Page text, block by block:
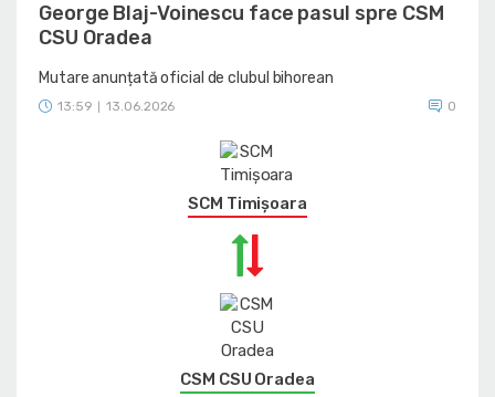
George Blaj-Voinescu face pasul spre CSM
CSU Oradea
Mutare anunțată oficial de clubul bihorean
13:59 13.06.2026 0
SCM Timișoara
CSM CSU Oradea